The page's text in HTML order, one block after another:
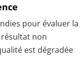
pour évaluer la
non
est dégradée